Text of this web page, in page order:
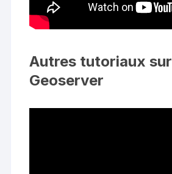
Autres tutoriaux sur
Geoserver